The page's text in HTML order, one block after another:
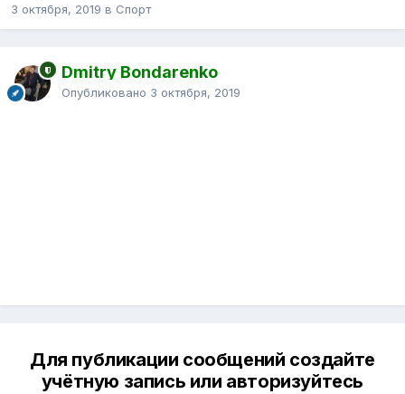
3 октября, 2019 в Спорт
Dmitry Bondarenko
Опубликовано 3 октября, 2019
Для публикации сообщений создайте
учётную запись или авторизуйтесь